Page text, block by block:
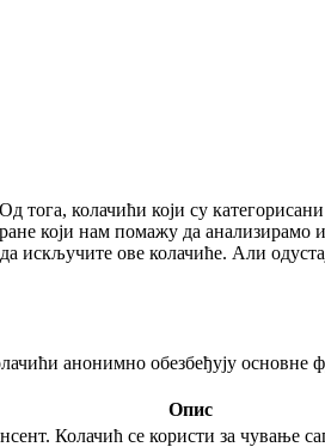
колачићи који су
који нам помажу да анализирамо
искључите ове колачиће. Али
анонимно обезбеђују основне
Опис
Колачић се користи за чување